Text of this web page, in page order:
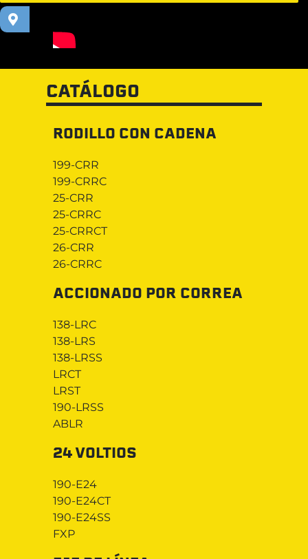
CATÁLOGO
RODILLO CON CADENA
199-CRR
199-CRRC
25-CRR
25-CRRC
25-CRRCT
26-CRR
26-CRRC
ACCIONADO POR CORREA
138-LRC
138-LRS
138-LRSS
LRCT
LRST
190-LRSS
ABLR
24 VOLTIOS
190-E24
190-E24CT
190-E24SS
FXP